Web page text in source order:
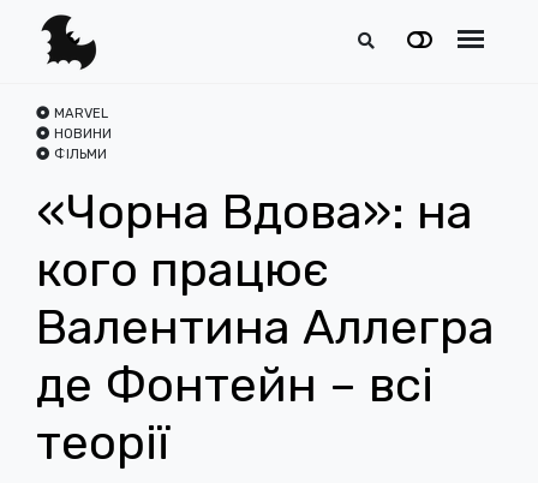
MARVEL
НОВИНИ
ФІЛЬМИ
«Чорна Вдова»: на
кого працює
Валентина Аллегра
де Фонтейн – всі
теорії